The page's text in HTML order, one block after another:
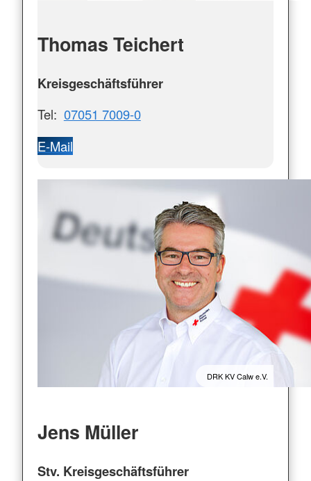
Thomas Teichert
Kreisgeschäftsführer
Tel: 07051 7009-0
E-Mail
DRK KV Calw e.V.
Jens Müller
Stv. Kreisgeschäftsführer